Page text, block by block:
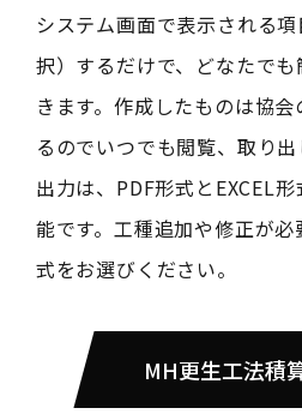
システム画面で表示される
択）するだけで、どなたで
きます。作成したものは協
るのでいつでも閲覧、取り出
出力は、PDF形式とEXCEL
能です。工種追加や修正が必
式をお選びください。
MH更生工法積